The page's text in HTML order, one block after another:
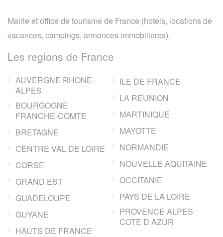
Mairie et office de tourisme de France (hotels, locations de
vacances, campings, annonces immobilieres).
Les regions de France
AUVERGNE RHONE-
ALPES
BOURGOGNE
FRANCHE-COMTE
BRETAGNE
CENTRE VAL DE LOIRE
CORSE
GRAND EST
GUADELOUPE
GUYANE
HAUTS DE FRANCE
ILE DE FRANCE
LA REUNION
MARTINIQUE
MAYOTTE
NORMANDIE
NOUVELLE AQUITAINE
OCCITANIE
PAYS DE LA LOIRE
PROVENCE ALPES
COTE D AZUR